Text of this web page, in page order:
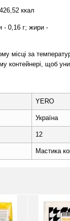
ккал
- 0,16 г; жири -
місці за
контейнері, щоб
YERO
Україна
12
Мастика